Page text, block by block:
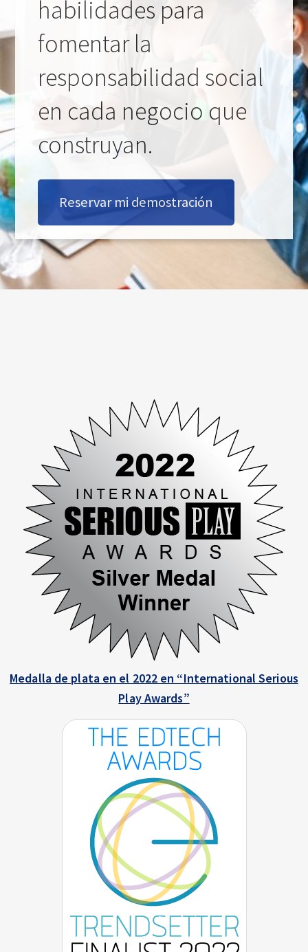
habilidades para
fomentar la
responsabilidad social
en cada negocio que
construyan.
Reservar mi demostración
Medalla de plata en el 2022 en “International Serious
Play Awards”